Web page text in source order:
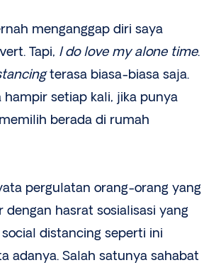
menganggap diri saya
Tapi, I do love my alone time.
terasa biasa-biasa saja.
hampir setiap kali, jika punya
berada di rumah
pergulatan orang-orang yang
dengan hasrat sosialisasi yang
distancing seperti ini
adanya. Salah satunya sahabat